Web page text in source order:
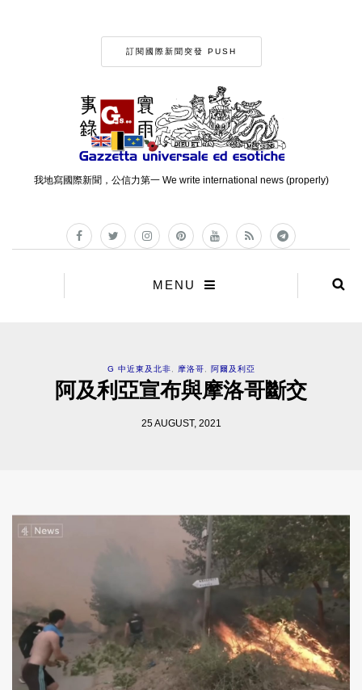
訂閱國際新聞突發 PUSH
我地寫國際新聞，公信力第一 We write international news (properly)
MENU
G 中近東及北非 摩洛哥 阿爾及利亞
阿及利亞宣布與摩洛哥斷交
25 AUGUST, 2021